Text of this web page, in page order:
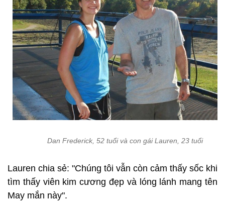
Dan Frederick, 52 tuổi và con gái Lauren, 23 tuổi
Lauren chia sẻ: "Chúng tôi vẫn còn cảm thấy sốc khi
tìm thấy viên kim cương đẹp và lóng lánh mang tên
May mắn này".